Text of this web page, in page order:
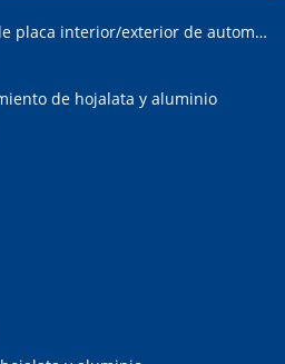
Dispositivo de obturación de placa interior/exterior de automóvil
de hojalata y aluminio